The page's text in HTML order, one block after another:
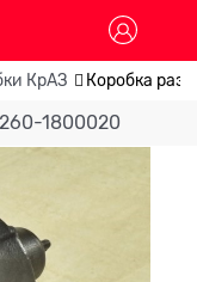
КрАЗ Коробка
1800020